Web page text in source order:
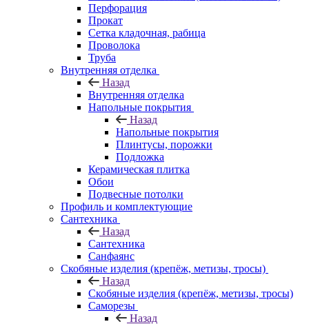
Перфорация
Прокат
Сетка кладочная, рабица
Проволока
Труба
Внутренняя отделка
Назад
Внутренняя отделка
Напольные покрытия
Назад
Напольные покрытия
Плинтусы, порожки
Подложка
Керамическая плитка
Обои
Подвесные потолки
Профиль и комплектующие
Сантехника
Назад
Сантехника
Санфаянс
Скобяные изделия (крепёж, метизы, тросы)
Назад
Скобяные изделия (крепёж, метизы, тросы)
Саморезы
Назад